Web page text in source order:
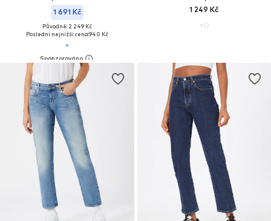
1 691 Kč
Původně: 2 249 Kč
Poslední nejnižší cena:940 Kč
1 249 Kč